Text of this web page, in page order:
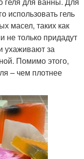
использовать гель
масел, таких как
только придадут
ухаживают за
Помимо этого,
– чем плотнее